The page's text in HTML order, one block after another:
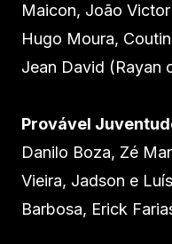
Maicon, João
Hugo Moura,
Jean David (Rayan
Provável
Danilo Boza, Zé
Vieira, Jadson e
Barbosa, Erick